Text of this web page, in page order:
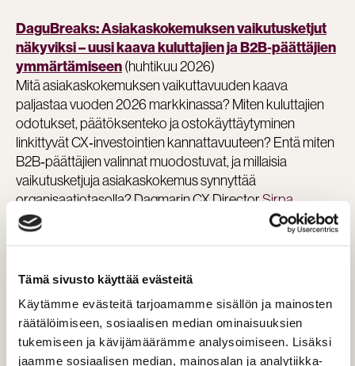
Tämä sivusto käyttää evästeitä
Käytämme evästeitä tarjoamamme sisällön ja mainosten
räätälöimiseen, sosiaalisen median ominaisuuksien
tukemiseen ja kävijämäärämme analysoimiseen. Lisäksi
jaamme sosiaalisen median, mainosalan ja analytiikka-
DaguBreaks: Asiakaskokemuksen vaikutusketjut
näkyviksi – uusi kaava kuluttajien ja B2B‑päättäjien
ymmärtämiseen(huhtikuu 2026)
Mitä asiakaskokemuksen vaikuttavuuden kaava
paljastaa vuoden 2026 markkinassa? Miten kuluttajien
odotukset, päätöksenteko ja ostokäyttäytyminen
linkittyvät CX‑investointien kannattavuuteen? Entä miten
B2B‑päättäjien valinnat muodostuvat, ja millaisia
vaikutusketjuja asiakaskokemus synnyttää
organisaatiotasolla? Dagmarin CX DirectorSirpa
Toljander
avaa uudessa webinaarissa tuoreeseen
tutkimustietoon perustuvan vaikuttavuuskaavan, joka
mitattavaksi liiketoiminta-arvoksi – niin kuluttajissa kuin
DaguBreaks: Rahapelimarkkinan Avautuminen
2027(maaliskuu 2026)